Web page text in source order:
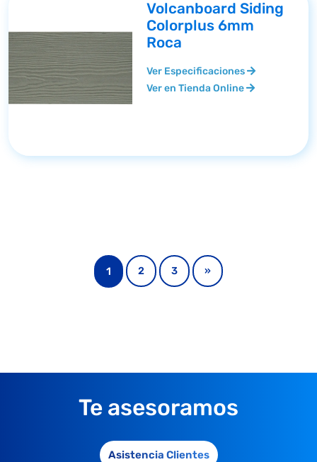
Volcanboard Siding
Colorplus 6mm
Roca
Ver Especificaciones
Ver en Tienda Online
1 2 3 »
Te asesoramos
Asistencia Clientes